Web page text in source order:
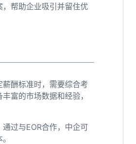
帮助企业吸引并留住优
酬标准时，需要综合考
富的市场数据和经验，
过与EOR合作，中企可